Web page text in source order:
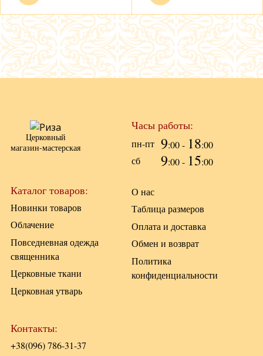
Церковный
магазин-мастерская
Часы работы:
пн-пт 9:00 - 18:00
сб
9:00 - 15:00
Каталог товаров:
Новинки товаров
Облачение
Повседневная одежда
священника
Церковные ткани
Церковная утварь
О нас
Таблица размеров
Оплата и доставка
Обмен и возврат
Политика
конфиденциальности
Контакты:
+38(096) 786-31-37